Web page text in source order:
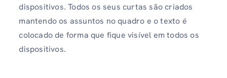
dispositivos. Todos os seus curtas são criados
mantendo os assuntos no quadro e o texto é
colocado de forma que fique visível em todos os
dispositivos.